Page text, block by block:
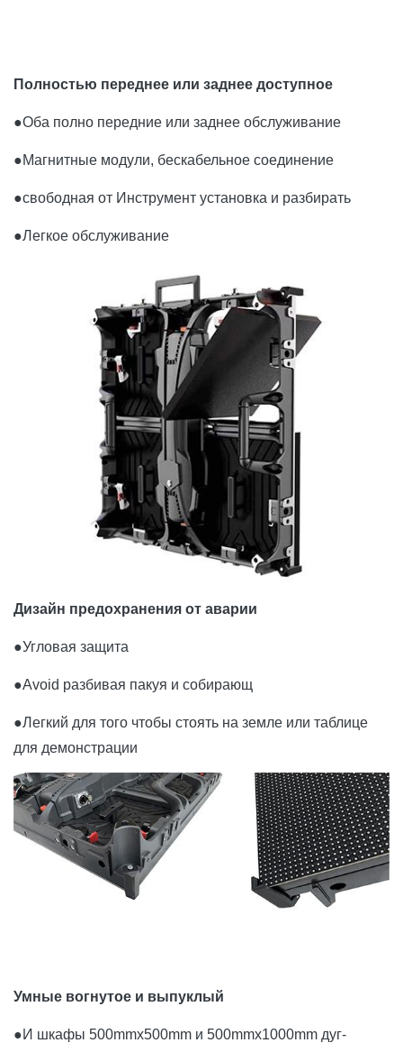
Полностью переднее или заднее доступное
●Оба полно передние или заднее обслуживание
●Магнитные модули, бескабельное соединение
●свободная от Инструмент установка и разбирать
●Легкое обслуживание
Дизайн предохранения от аварии
●Угловая защита
●Avoid разбивая пакуя и собирающ
●Легкий для того чтобы стоять на земле или таблице
для демонстрации
Умные вогнутое и выпуклый
●И шкафы 500mmx500mm и 500mmx1000mm дуг-